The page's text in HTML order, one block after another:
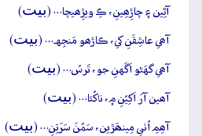
آڻِين ۽ چاڙِھِينِ، ڪِ ويڙِھيچا… (بيت)
آھي عاشِقَنِ کي، ڪاڙھو مَنجِهہ… (بيت)
آھي گهَڻو اَگَهنِ جو، تَرسُ… (بيت)
آھين آرَ اَکِيُنِ ۾، ناکُئا… (بيت)
آھِمِ اُٺي مِينھَڙين، سَمُنَ سَرَتِنِ… (بيت)